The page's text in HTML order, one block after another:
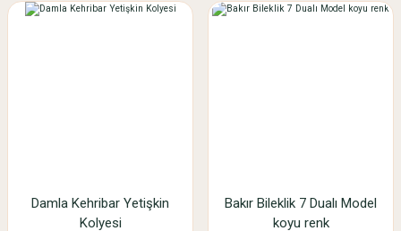
Damla Kehribar Yetişkin
Kolyesi
Bakır Bileklik 7 Dualı Model
koyu renk